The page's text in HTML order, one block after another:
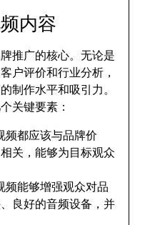
内容
推广的核心。无论是
户评价和行业分析，
制作水平和吸引力。
关键要素：
频都应该与品牌价
关，能够为目标观众
频能够增强观众对品
良好的音频设备，并